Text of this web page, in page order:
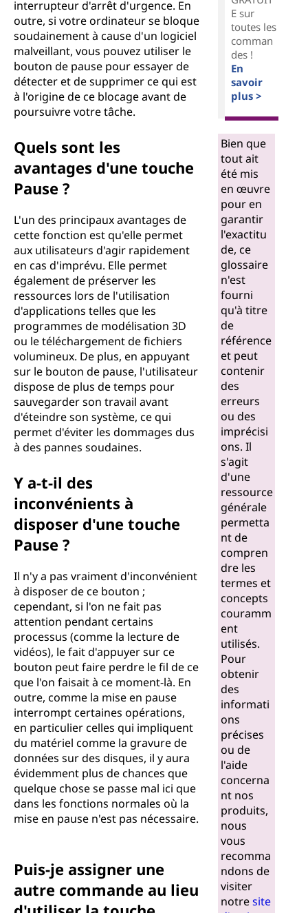
interrupteur d'arrêt d'urgence. En
outre, si votre ordinateur se bloque
soudainement à cause d'un logiciel
malveillant, vous pouvez utiliser le
bouton de pause pour essayer de
détecter et de supprimer ce qui est
à l'origine de ce blocage avant de
poursuivre votre tâche.
Quels sont les
avantages d'une touche
Pause ?
L'un des principaux avantages de
cette fonction est qu'elle permet
aux utilisateurs d'agir rapidement
en cas d'imprévu. Elle permet
également de préserver les
ressources lors de l'utilisation
d'applications telles que les
programmes de modélisation 3D
ou le téléchargement de fichiers
volumineux. De plus, en appuyant
sur le bouton de pause, l'utilisateur
dispose de plus de temps pour
sauvegarder son travail avant
d'éteindre son système, ce qui
permet d'éviter les dommages dus
à des pannes soudaines.
Y a-t-il des
inconvénients à
disposer d'une touche
Pause ?
Il n'y a pas vraiment d'inconvénient
à disposer de ce bouton ;
cependant, si l'on ne fait pas
attention pendant certains
processus (comme la lecture de
vidéos), le fait d'appuyer sur ce
bouton peut faire perdre le fil de ce
que l'on faisait à ce moment-là. En
outre, comme la mise en pause
interrompt certaines opérations,
en particulier celles qui impliquent
du matériel comme la gravure de
données sur des disques, il y aura
évidemment plus de chances que
quelque chose se passe mal ici que
dans les fonctions normales où la
mise en pause n'est pas nécessaire.
Puis-je assigner une
autre commande au lieu
E sur
toutes les
comman
des !
En
savoir
plus >
Bien que
tout ait
été mis
en œuvre
pour en
garantir
l'exactitu
de, ce
glossaire
n'est
fourni
qu'à titre
de
référence
et peut
contenir
des
erreurs
ou des
imprécisi
ons. Il
s'agit
d'une
ressource
générale
permetta
nt de
compren
dre les
termes et
concepts
couramm
ent
utilisés.
Pour
obtenir
des
informati
ons
précises
ou de
l'aide
concerna
nt nos
produits,
nous
vous
recomma
ndons de
visiter
notresite